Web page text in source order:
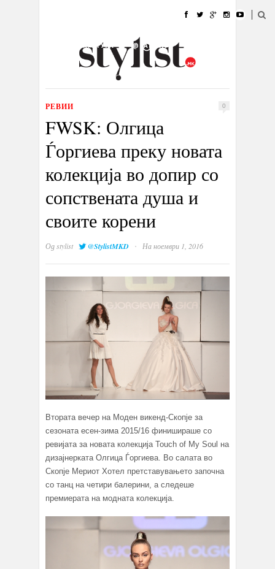
УБАВИНА
КУЛТУРА @РАБОТА
ИЗЛОГ
РЕВИИ 0
FWSK: Олгица
Ѓоргиева преку новата
колекција во допир со
сопствената душа и
своите корени
Одstylist @StylistMKD · На ноември 1, 2016
Втората вечер на Моден викенд-Скопје за
сезоната есен-зима 2015/16 финишираше со
ревијата за новата колекција Touch of My Soul на
дизајнерката Олгица Ѓоргиева. Во салата во
Скопје Мериот Хотел претставувањето започна
со танц на четири балерини, а следеше
премиерата на модната колекција.